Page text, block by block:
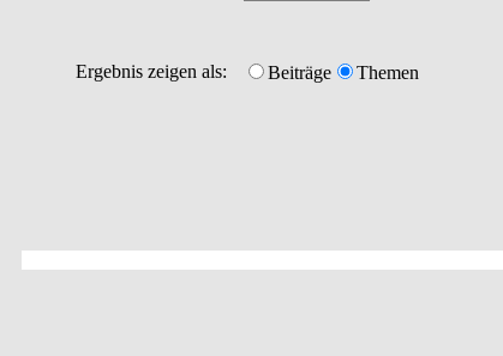
Ergebnis zeigen als:
Beiträge Themen